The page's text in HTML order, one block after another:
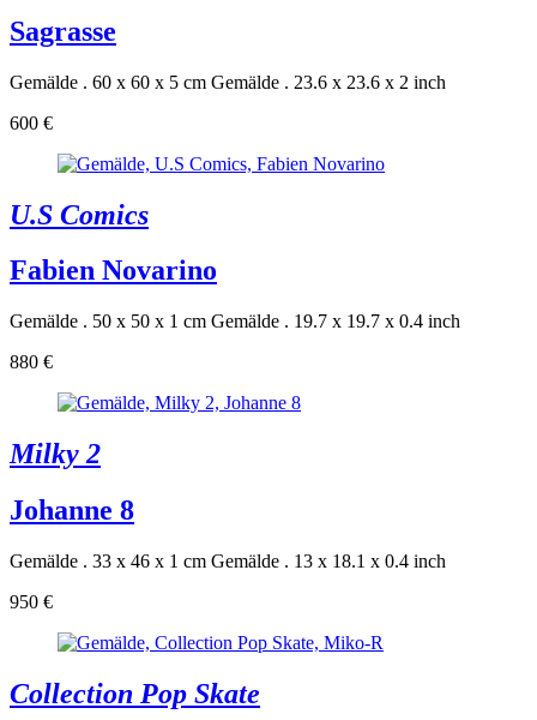
Sagrasse
Gemälde . 60 x 60 x 5 cm Gemälde . 23.6 x 23.6 x 2 inch
600 €
U.S Comics
Fabien Novarino
Gemälde . 50 x 50 x 1 cm Gemälde . 19.7 x 19.7 x 0.4 inch
880 €
Milky 2
Johanne 8
Gemälde . 33 x 46 x 1 cm Gemälde . 13 x 18.1 x 0.4 inch
950 €
Collection Pop Skate